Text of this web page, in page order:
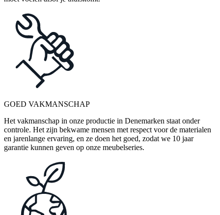
GOED VAKMANSCHAP
Het vakmanschap in onze productie in Denemarken staat onder
controle. Het zijn bekwame mensen met respect voor de materialen
en jarenlange ervaring, en ze doen het goed, zodat we 10 jaar
garantie kunnen geven op onze meubelseries.